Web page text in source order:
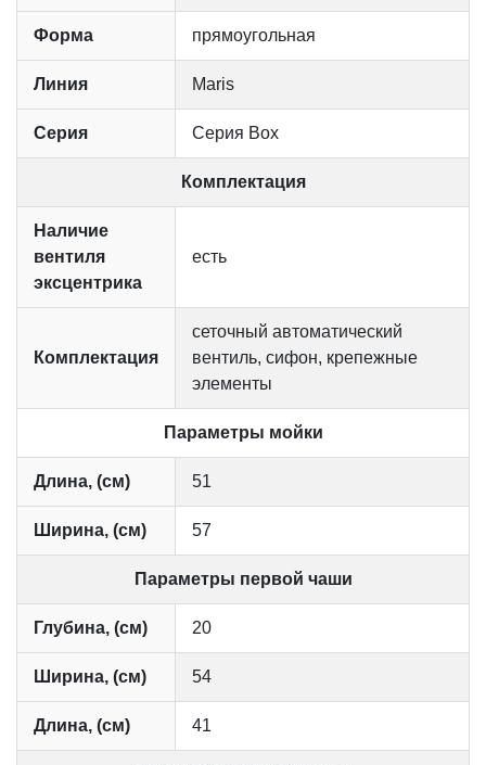
Форма прямоугольная
Линия Maris
Серия Серия Box
Комплектация
Наличие
вентиля
эксцентрика
есть
Комплектация
сеточный автоматический
вентиль, сифон, крепежные
элементы
Параметры мойки
Длина, (см) 51
Ширина, (см) 57
Параметры первой чаши
Глубина, (см) 20
Ширина, (см) 54
Длина, (см) 41